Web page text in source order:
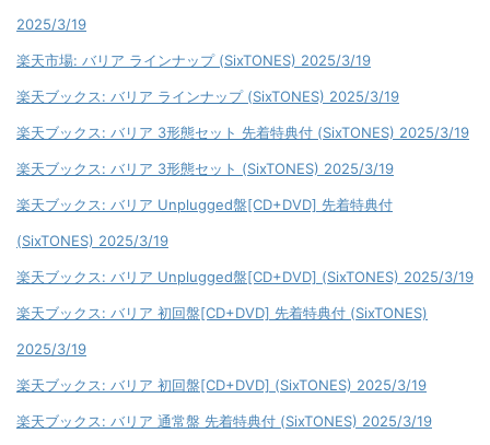
2025/3/19
楽天市場: バリア ラインナップ (SixTONES) 2025/3/19
楽天ブックス: バリア ラインナップ (SixTONES) 2025/3/19
楽天ブックス: バリア 3形態セット 先着特典付 (SixTONES) 2025/3/19
楽天ブックス: バリア 3形態セット (SixTONES) 2025/3/19
楽天ブックス: バリア Unplugged盤[CD+DVD] 先着特典付
(SixTONES) 2025/3/19
楽天ブックス: バリア Unplugged盤[CD+DVD] (SixTONES) 2025/3/19
楽天ブックス: バリア 初回盤[CD+DVD] 先着特典付 (SixTONES)
2025/3/19
楽天ブックス: バリア 初回盤[CD+DVD] (SixTONES) 2025/3/19
楽天ブックス: バリア 通常盤 先着特典付 (SixTONES) 2025/3/19